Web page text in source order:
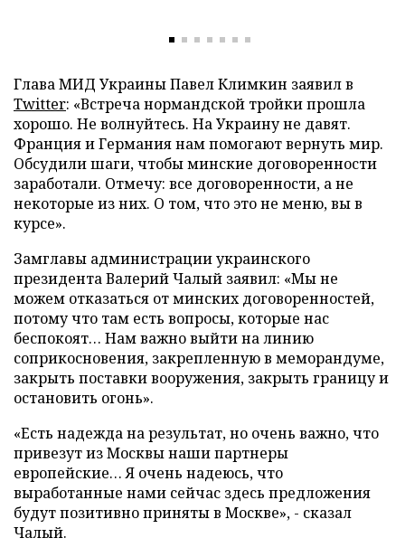
Глава МИД Украины Павел Климкин заявил в
Twitter: «Встреча нормандской тройки прошла
хорошо. Не волнуйтесь. На Украину не давят.
Франция и Германия нам помогают вернуть мир.
Обсудили шаги, чтобы минские договоренности
заработали. Отмечу: все договоренности, а не
некоторые из них. О том, что это не меню, вы в
курсе».
Замглавы администрации украинского
президента Валерий Чалый заявил: «Мы не
можем отказаться от минских договоренностей,
потому что там есть вопросы, которые нас
беспокоят… Нам важно выйти на линию
соприкосновения, закрепленную в меморандуме,
закрыть поставки вооружения, закрыть границу и
остановить огонь».
«Есть надежда на результат, но очень важно, что
привезут из Москвы наши партнеры
европейские… Я очень надеюсь, что
выработанные нами сейчас здесь предложения
будут позитивно приняты в Москве», - сказал
Чалый.